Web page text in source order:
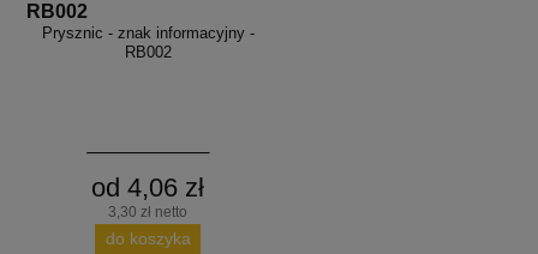
RB002
Prysznic - znak informacyjny -
RB002
od 4,06 zł
3,30 zł netto
do koszyka